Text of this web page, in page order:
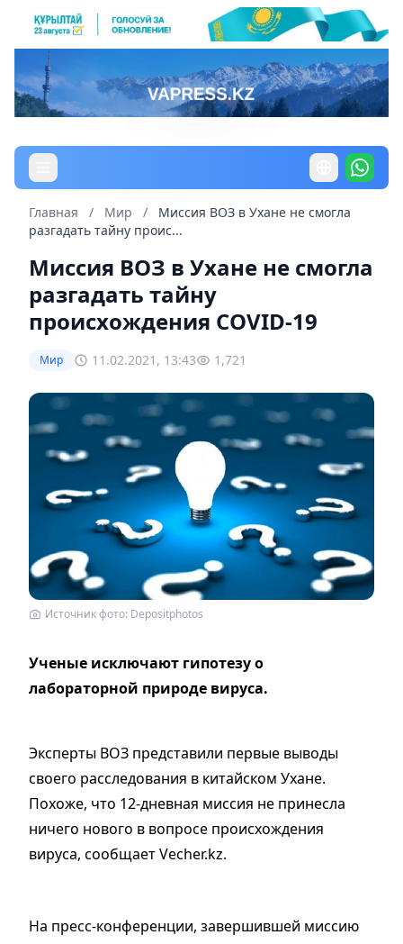
Главная / Мир /
Миссия ВОЗ в Ухане не смогла
разгадать тайну проис...
Миссия ВОЗ в Ухане не смогла
разгадать тайну
происхождения COVID-19
Мир 11.02.2021, 13:43 1,721
Источник фото: Depositphotos
Ученые исключают гипотезу о
лабораторной природе вируса.
Эксперты ВОЗ представили первые выводы
своего расследования в китайском Ухане.
Похоже, что 12-дневная миссия не принесла
ничего нового в вопросе происхождения
вируса, сообщает Vecher.kz.
На пресс-конференции, завершившей миссию